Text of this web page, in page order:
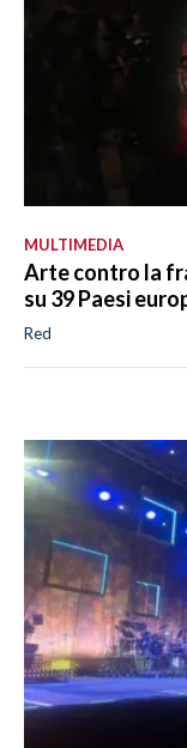
MULTIMEDIA
Arte contro la
su 39 Paesi
Red